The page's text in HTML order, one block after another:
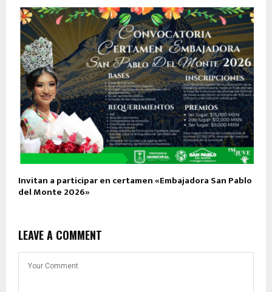
Invitan a participar en certamen «Embajadora San Pablo
del Monte 2026»
LEAVE A COMMENT